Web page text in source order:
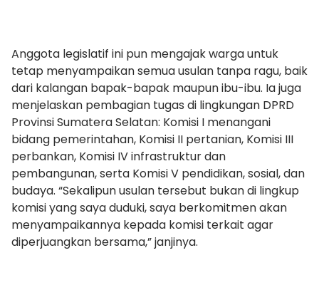
Anggota legislatif ini pun mengajak warga untuk
tetap menyampaikan semua usulan tanpa ragu, baik
dari kalangan bapak-bapak maupun ibu-ibu. Ia juga
menjelaskan pembagian tugas di lingkungan DPRD
Provinsi Sumatera Selatan: Komisi I menangani
bidang pemerintahan, Komisi II pertanian, Komisi III
perbankan, Komisi IV infrastruktur dan
pembangunan, serta Komisi V pendidikan, sosial, dan
budaya. “Sekalipun usulan tersebut bukan di lingkup
komisi yang saya duduki, saya berkomitmen akan
menyampaikannya kepada komisi terkait agar
diperjuangkan bersama,” janjinya.